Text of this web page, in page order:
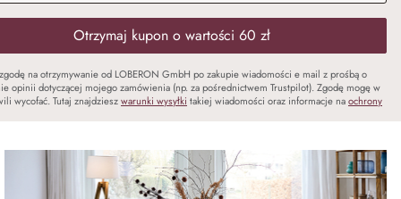
Otrzymaj kupon o wartości 60 zł
na otrzymywanie od LOBERON GmbH po zakupie wiadomości e mail z prośbą o
opinii dotyczącej mojego zamówienia (np. za pośrednictwem Trustpilot). Zgodę mogę w
wycofać. Tutaj znajdzieszwarunki wysyłki takiej wiadomości oraz informacje naochrony